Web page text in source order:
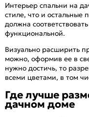
Интерьер спальни на
стиле, что и
должна
функциональной.
Визуально расширить
можно, оформив ее в
нужно достичь, то
всеми цветами, в том
Где лучше
дачном доме